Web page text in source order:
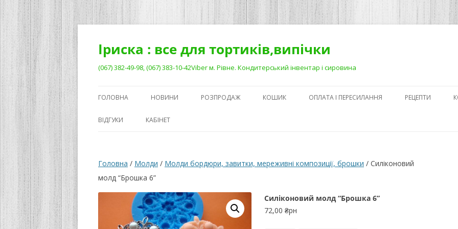
Перейти
Іриска : все для тортиків,випічки
(067) 382-49-98, (067) 383-10-42Viber м. Рівне. Кондитерський інвентар і сировина
ГОЛОВНА НОВИНИ РОЗПРОДАЖ КОШИК ОПЛАТА І ПЕРЕСИЛАННЯ РЕЦЕПТИ
АБО ЯК
ВІДГУКИ КАБІНЕТ
Головна / Молди / Молди бордюри, завитки, мереживні композиції, брошки / Силіконовий
молд “Брошка 6”
Силіконовий молд “Брошка 6”
72,00 ₴рн